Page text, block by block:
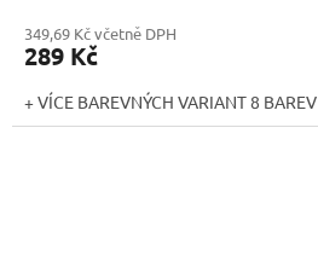
349,69 Kč včetně DPH
289 Kč
+ VÍCE BAREVNÝCH VARIANT 8 BAREV